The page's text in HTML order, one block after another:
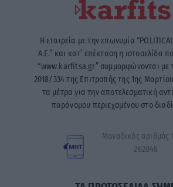
Η εταιρεία με την επωνυμία
A.E.” και κατ’ επέκταση η ιστοσελίδα
“www.karfitsa.gr” συμμορφώνονται με
2018/334 της Επιτροπής της 1ης
τα μέτρα για την αποτελεσματική
παράνομου περιεχομένου στο
Μοναδικός αριθμός
262048